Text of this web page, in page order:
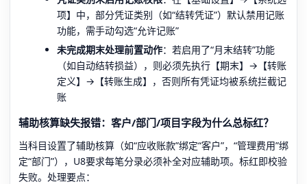
项】中，部分凭证类别（如“结转凭证”）默认禁用记账
功能，需手动勾选“允许记账”
未完成期末处理前置动作：若启用了“月末结转”功能
（如自动结转损益），则必须先执行【期末】→【转账
定义】→【转账生成】，否则所有凭证均被系统拦截记
账
辅助核算缺失报错：客户/部门/项目字段为什么总标红？
当科目设置了辅助核算（如“应收账款”绑定“客户”，“管理费用”绑
定“部门”），U8要求每笔分录必须补全对应辅助项。标红即校验
失败。处理要点：